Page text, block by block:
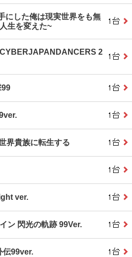
にした俺は現実世界をも無
生を変えた~
2
99
界貴族に転生する
ver.
ン 閃光の軌跡 99Ver.
伝99ver.